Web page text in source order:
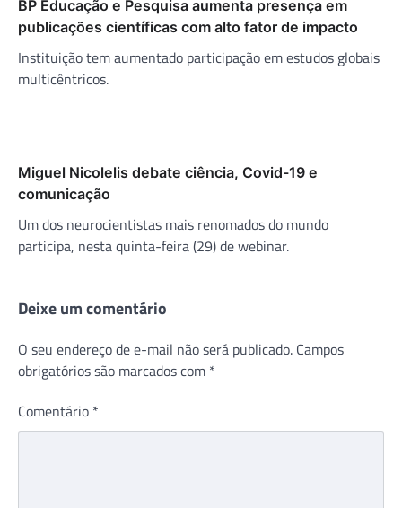
BP Educação e Pesquisa aumenta presença em
publicações científicas com alto fator de impacto
Instituição tem aumentado participação em estudos globais
multicêntricos.
Miguel Nicolelis debate ciência, Covid-19 e
comunicação
Um dos neurocientistas mais renomados do mundo
participa, nesta quinta-feira (29) de webinar.
Deixe um comentário
O seu endereço de e-mail não será publicado. Campos
obrigatórios são marcados com *
Comentário *